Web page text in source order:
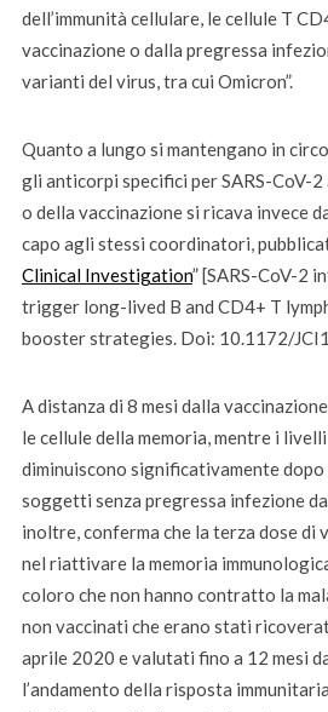
dell’immunità cellulare, le cellule T
vaccinazione o dalla pregressa
varianti del virus, tra cui Omicron”.
Quanto a lungo si mantengano in
gli anticorpi specifici per SARS-CoV-
o della vaccinazione si ricava invece
capo agli stessi coordinatori,
Clinical Investigation” [SARS-CoV-2
trigger long-lived B and CD4+ T
booster strategies. Doi: 10.1172/
A distanza di 8 mesi dalla
le cellule della memoria, mentre i
diminuiscono significativamente
soggetti senza pregressa infezione
inoltre, conferma che la terza dose di
nel riattivare la memoria
coloro che non hanno contratto la
non vaccinati che erano stati
aprile 2020 e valutati fino a 12 mesi
l’andamento della risposta